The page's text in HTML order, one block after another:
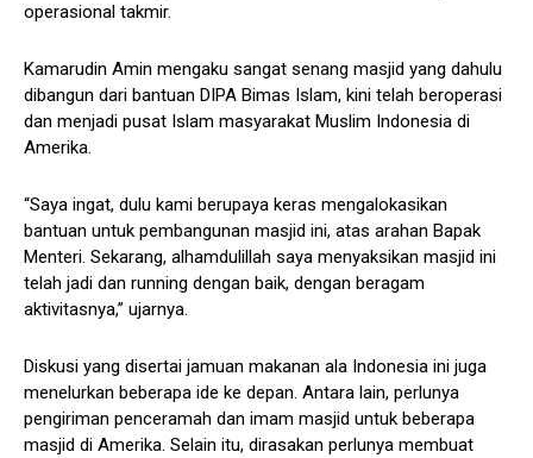
operasional takmir.
Kamarudin Amin mengaku sangat senang masjid yang dahulu
dibangun dari bantuan DIPA Bimas Islam, kini telah beroperasi
dan menjadi pusat Islam masyarakat Muslim Indonesia di
Amerika.
“Saya ingat, dulu kami berupaya keras mengalokasikan
bantuan untuk pembangunan masjid ini, atas arahan Bapak
Menteri. Sekarang, alhamdulillah saya menyaksikan masjid ini
telah jadi dan running dengan baik, dengan beragam
aktivitasnya,” ujarnya.
Diskusi yang disertai jamuan makanan ala Indonesia ini juga
menelurkan beberapa ide ke depan. Antara lain, perlunya
pengiriman penceramah dan imam masjid untuk beberapa
masjid di Amerika. Selain itu, dirasakan perlunya membuat